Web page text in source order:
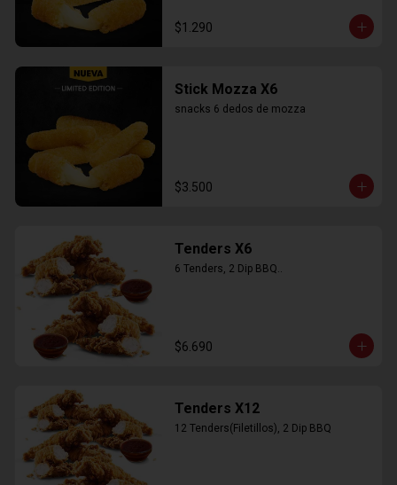
$1.290
Stick Mozza X6
snacks 6 dedos de mozza
$3.500
Tenders X6
6 Tenders, 2 Dip BBQ..
$6.690
Tenders X12
12 Tenders(Filetillos), 2 Dip BBQ